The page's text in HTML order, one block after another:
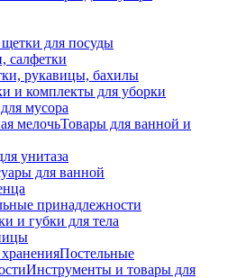
для посуды
салфетки
рукавицы, бахилы
и комплекты для уборки
мусора
мелочьТовары для ванной и
унитаза
для ванной
принадлежности
и губки для тела
Постельные
Инструменты и товары для